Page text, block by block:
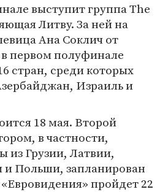
выступит группа The
Литву. За ней на
Ана Соклич от
первом полуфинале
стран, среди которых
Израиль и
18 мая. Второй
в частности,
из Грузии, Латвии,
Польши, запланирован
пройдет 22